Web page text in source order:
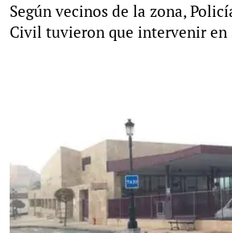
Según vecinos de la zona,
Civil tuvieron que intervenir en